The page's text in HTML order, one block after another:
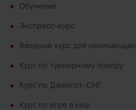
Обучение
Экспресс-курс
Вводный курс для начинающих
Курс по турнирному покеру
Курс по Джекпот-СНГ
Курс по игре в кеш